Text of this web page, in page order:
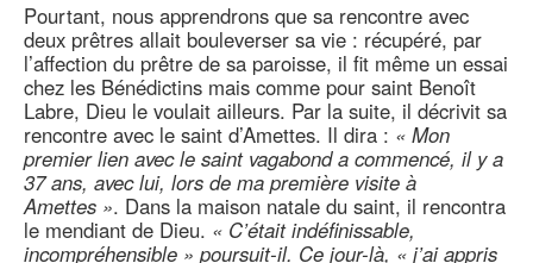
Pourtant, nous apprendrons que sa rencontre avec
deux prêtres allait bouleverser sa vie : récupéré, par
l’affection du prêtre de sa paroisse, il fit même un essai
chez les Bénédictins mais comme pour saint Benoît
Labre, Dieu le voulait ailleurs. Par la suite, il décrivit sa
rencontre avec le saint d’Amettes. Il dira : « Mon
premier lien avec le saint vagabond a commencé, il y a
37 ans, avec lui, lors de ma première visite à
Amettes ». Dans la maison natale du saint, il rencontra
le mendiant de Dieu. « C’était indéfinissable,
incompréhensible » poursuit-il. Ce jour-là, « j’ai appris